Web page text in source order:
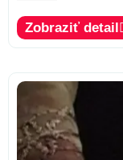
Zobraziť detail